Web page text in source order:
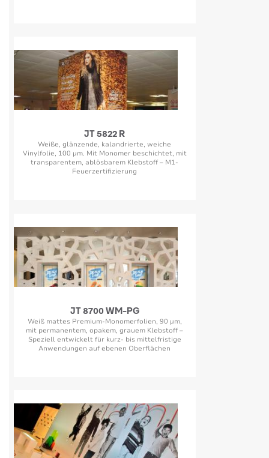
JT 5822 R
Weiße, glänzende, kalandrierte, weiche
Vinylfolie, 100 µm. Mit Monomer beschichtet, mit
transparentem, ablösbarem Klebstoff – M1-
Feuerzertifizierung
JT 8700 WM-PG
Weiß mattes Premium-Monomerfolien, 90 µm,
mit permanentem, opakem, grauem Klebstoff –
Speziell entwickelt für kurz- bis mittelfristige
Anwendungen auf ebenen Oberflächen